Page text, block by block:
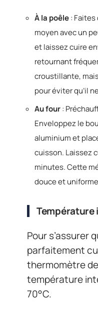
À la poêle:
moyen avec un
et laissez cuire
retournant
croustillante,
pour éviter qu’il
Au four:
Enveloppez le
aluminium et
cuisson. Laissez
minutes. Cette
douce et
Température
Pour s’assurer
parfaitement
thermomètre
température
70°C.